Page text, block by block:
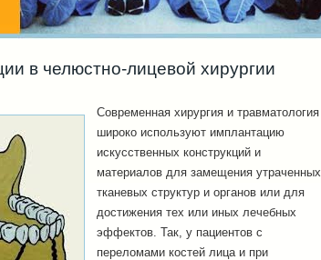
в челюстно-лицевой хирургии
Современная хирургия и травматология
широко используют имплантацию
искусственных конструкций и
материалов для замещения утраченных
тканевых структур и органов или для
достижения тех или иных лечебных
эффектов. Так, у пациентов с
переломами костей лица и при